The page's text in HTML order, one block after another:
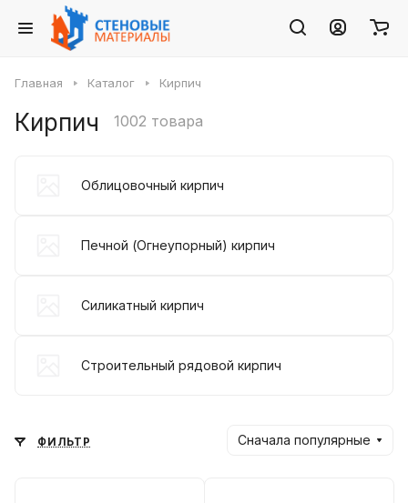
Главная Каталог Кирпич
Кирпич 1002 товара
Облицовочный кирпич
Печной (Огнеупорный) кирпич
Силикатный кирпич
Строительный рядовой кирпич
ФИЛЬТР Сначала популярные